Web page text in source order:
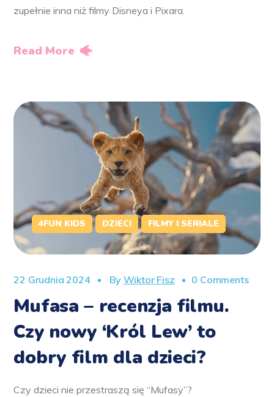
zupełnie inna niż filmy Disneya i Pixara.
Read More
4FUN KIDS DZIECI FILMY I SERIALE
22 Grudnia 2024 By Wiktor Fisz 0 Comments
Mufasa – recenzja filmu.
Czy nowy ‘Król Lew’ to
dobry film dla dzieci?
Czy dzieci nie przestraszą się “Mufasy”?